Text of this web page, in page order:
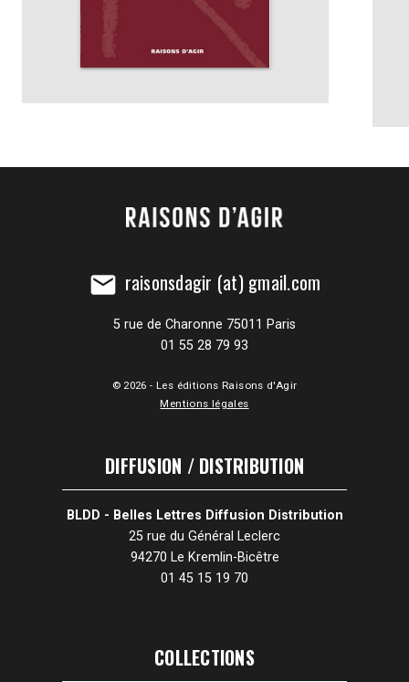
mail raisonsdagir (at) gmail.com
5 rue de Charonne 75011 Paris
01 55 28 79 93
© 2026 - Les éditions Raisons d'Agir
Mentions légales
DIFFUSION / DISTRIBUTION
BLDD - Belles Lettres Diffusion Distribution
25 rue du Général Leclerc
94270 Le Kremlin-Bicêtre
01 45 15 19 70
COLLECTIONS